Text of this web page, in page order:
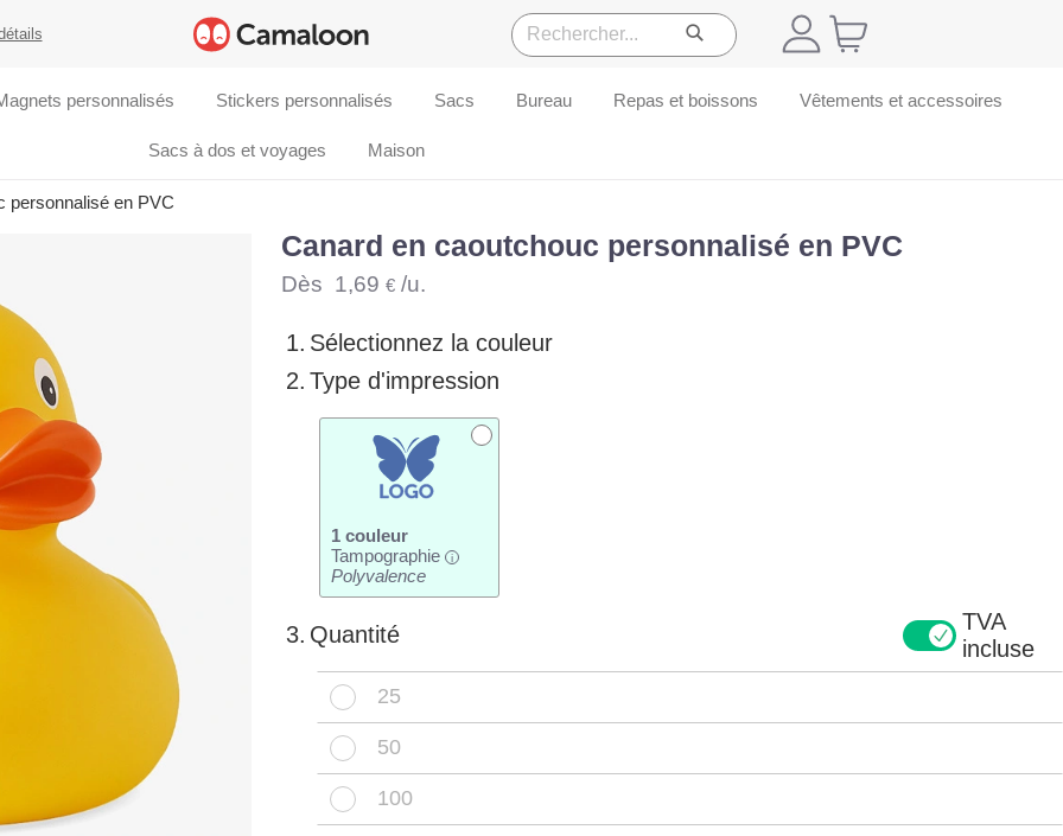
personnalisés Stickers personnalisés Sacs Bureau Repas et boissons Vêtements et accessoires
Sacs à dos et voyages Maison
personnalisé en PVC
Canard en caoutchouc personnalisé en PVC
Dès 1,69 €/u.
1. Sélectionnez la couleur
2. Type d'impression
1 couleur
Tampographie
i
Polyvalence
3. Quantité
TVA
incluse
25
50
100